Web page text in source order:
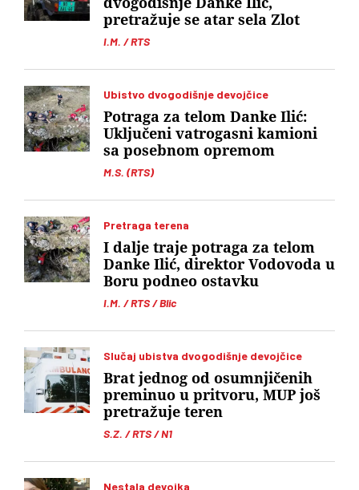
I.M. / RTS
pretražuje se atar sela Zlot
Ubistvo dvogodišnje devojčice
M.S. (RTS)
Potraga za telom Danke Ilić:
Uključeni vatrogasni kamioni
sa posebnom opremom
Pretraga terena
I.M. / RTS / Blic
I dalje traje potraga za telom
Danke Ilić, direktor Vodovoda u
Boru podneo ostavku
Slučaj ubistva dvogodišnje devojčice
S.Z. / RTS / N1
Brat jednog od osumnjičenih
preminuo u pritvoru, MUP još
pretražuje teren
Nestala devojka